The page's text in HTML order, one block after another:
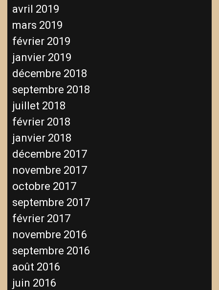
avril 2019
mars 2019
février 2019
janvier 2019
décembre 2018
septembre 2018
juillet 2018
février 2018
janvier 2018
décembre 2017
novembre 2017
octobre 2017
septembre 2017
février 2017
novembre 2016
septembre 2016
août 2016
juin 2016